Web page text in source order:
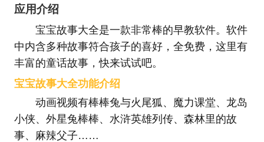
应用介绍
宝宝故事大全是一款非常棒的早教软件。软件
中内含多种故事符合孩子的喜好，全免费，这里有
丰富的童话故事，快来试试吧。
宝宝故事大全功能介绍
动画视频有棒棒兔与火尾狐、魔力课堂、龙岛
小侠、外星兔棒棒、水浒英雄列传、森林里的故
事、麻辣父子……